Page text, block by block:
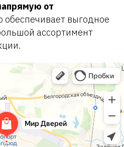
от
обеспечивает выгодное
ассортимент